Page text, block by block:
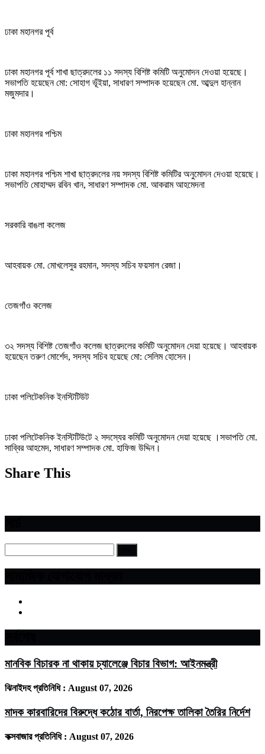
ঢাকা মহানগর পূর্ব
ঢাকা মহানগর পূর্ব শাখা ছাত্রদলের ১১ সদস্য বিশিষ্ট কমিটি অনুমোদন দেওয়া হয়েছে।
সভাপতি হয়েছেন মো: সোহাগ ভূঁইয়া, সাধারণ সম্পাদক হয়েছেন মো. আব্দুল হান্নান
মজুমদার।
ঢাকা মহানগর পশ্চিম
ঢাকা মহানগর পশ্চিম শাখা ছাত্রদলের নয় সদস্য বিশিষ্ট কমিটির অনুমোদন দেওয়া হয়েছে।
সভাপতি মোহাম্মদ রবিন খান, সাধারণ সম্পাদক মো. আকরাম আহমেদনা
সরকারি বাঙলা কলেজ
আহবায়ক মো. মোখলেসুর রহমান, সদস্য সচিব ফয়সাল রেজা।
তেজগাঁও কলেজ
৩২ সদস্য বিশিষ্ট তেজগাঁও কলেজ ছাত্রদলের কমিটি অনুমোদন দেয়া হয়েছে। আহবায়ক
হয়েছেন তরুণ মোর্শেদ, সদস্য সচিব হয়েছে মো: সেলিম হোসেন।
ঢাকা পলিটেকনিক ইনস্টিটিউট
ঢাকা পলিটেকনিক ইনস্টিটিউটে ২ সদস্যের কমিটি অনুমোদন দেয়া হয়েছে ।সভাপতি মো.
সাব্বির আহমেদ, সাধারণ সম্পাদক মো. হাফিজ উদ্দিন।
Share This
মানবিক বিচারক না থাকায় চ্যালেঞ্জে বিচার বিভাগ: আইনমন্ত্রী
ঝিনাইদহ প্রতিনিধি : August 07, 2026
মাদক কারবারিদের বিরুদ্ধে কঠোর বার্তা, নিরপেক্ষ তালিকা তৈরির নির্দেশ
কক্সবাজার প্রতিনিধি : August 07, 2026